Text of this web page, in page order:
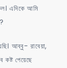
এদিকে আমি
আব্বু- রাবেয়া,
পেয়েছে